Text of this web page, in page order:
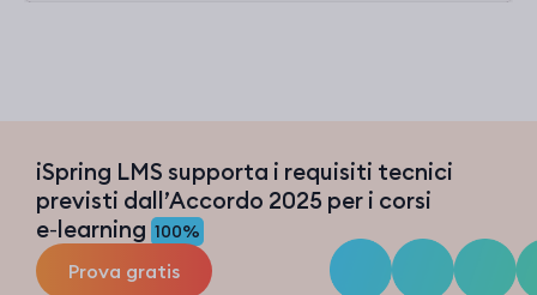
iSpring LMS supporta i requisiti tecnici
previsti dall’Accordo 2025 per i corsi
e‑learning 100%
Prova gratis